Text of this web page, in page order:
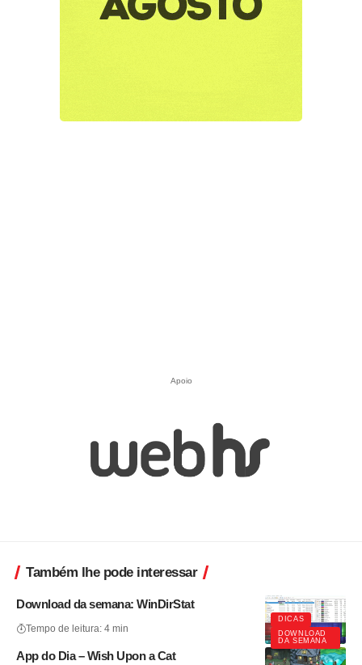
Apoio
Também lhe pode interessar
DICAS
DOWNLOAD
DA SEMANA
Download da semana: WinDirStat
Tempo de leitura: 4 min
App do Dia – Wish Upon a Cat